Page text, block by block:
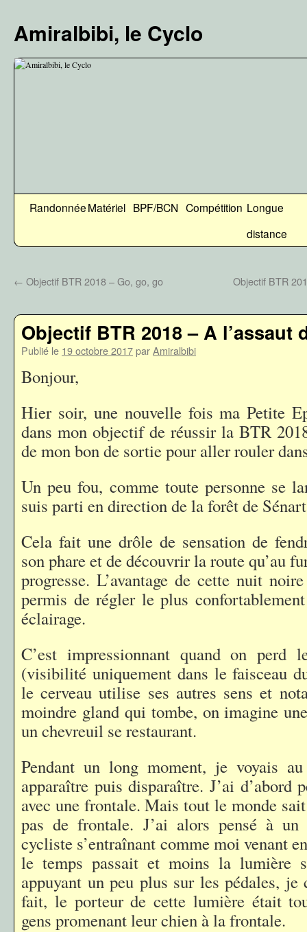
contenu
Amiralbibi, le Cyclo
RandonnéeMatériel BPF/BCN Compétition Longue
distance
← Objectif BTR 2018 – Go, go, go Objectif BTR
Objectif BTR 2018 – A l’assaut
Publié le 19 octobre 2017parAmiralbibi
Bonjour,
Hier soir, une nouvelle fois ma Petite
dans mon objectif de réussir la BTR
de mon bon de sortie pour aller rouler
Un peu fou, comme toute personne se
suis parti en direction de la forêt de
Cela fait une drôle de sensation de
son phare et de découvrir la route qu’au
progresse. L’avantage de cette nuit
permis de régler le plus
éclairage.
C’est impressionnant quand on perd
(visibilité uniquement dans le faisceau
le cerveau utilise ses autres sens et
moindre gland qui tombe, on imagine
un chevreuil se restaurant.
Pendant un long moment, je voyais
apparaître puis disparaître. J’ai d’abord
avec une frontale. Mais tout le monde sait
pas de frontale. J’ai alors pensé à
cycliste s’entraînant comme moi venant
le temps passait et moins la lumière
appuyant un peu plus sur les pédales, je
fait, le porteur de cette lumière était
gens promenant leur chien à la frontale.